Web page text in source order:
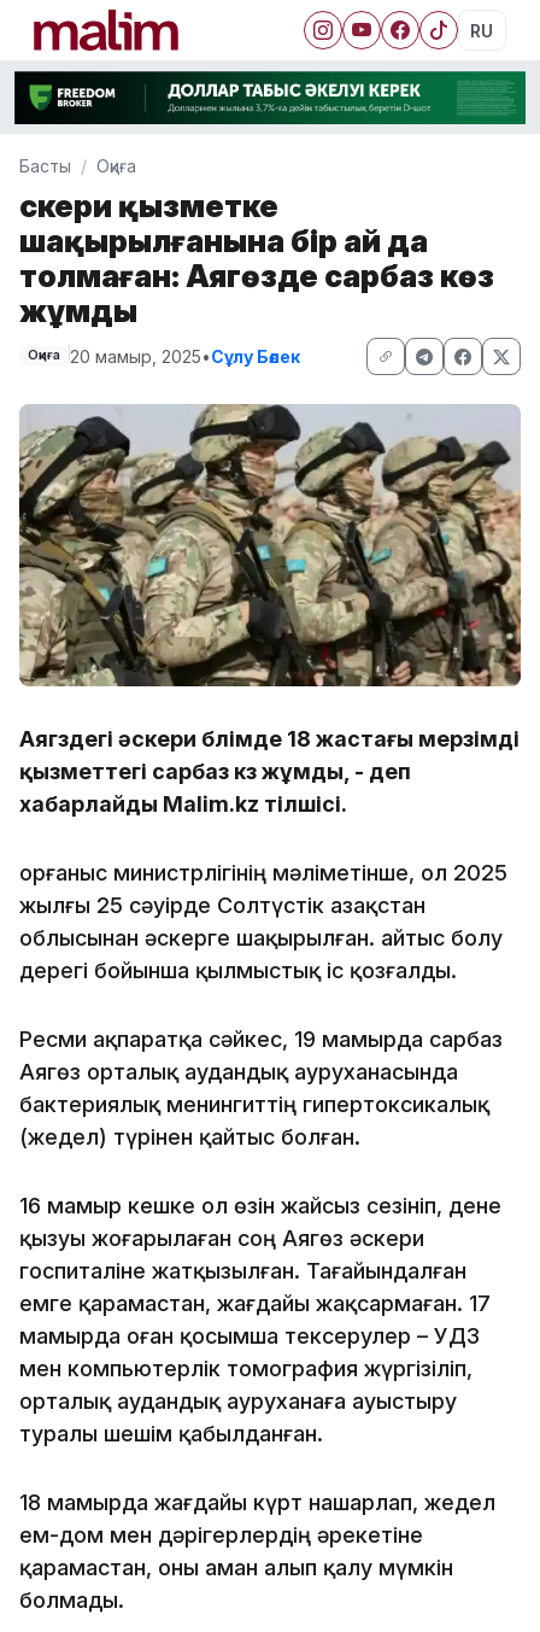
RU
Басты Оқиға
Әскери қызметке
шақырылғанына бір ай да
толмаған: Аягөзде сарбаз көз
жұмды
Оқиға 20 мамыр, 2025•Сұлу Бөлек
Аягөздегі әскери бөлімде 18 жастағы мерзімді
қызметтегі сарбаз көз жұмды, - деп
хабарлайды Malim.kz тілшісі.
Қорғаныс министрлігінің мәліметінше, ол 2025
жылғы 25 сәуірде Солтүстік Қазақстан
облысынан әскерге шақырылған. Қайтыс болу
дерегі бойынша қылмыстық іс қозғалды.
Ресми ақпаратқа сәйкес, 19 мамырда сарбаз
Аягөз орталық аудандық ауруханасында
бактериялық менингиттің гипертоксикалық
(жедел) түрінен қайтыс болған.
16 мамыр кешке ол өзін жайсыз сезініп, дене
қызуы жоғарылаған соң Аягөз әскери
госпиталіне жатқызылған. Тағайындалған
емге қарамастан, жағдайы жақсармаған. 17
мамырда оған қосымша тексерулер – УДЗ
мен компьютерлік томография жүргізіліп,
орталық аудандық ауруханаға ауыстыру
туралы шешім қабылданған.
18 мамырда жағдайы күрт нашарлап, жедел
ем-дом мен дәрігерлердің әрекетіне
қарамастан, оны аман алып қалу мүмкін
болмады.